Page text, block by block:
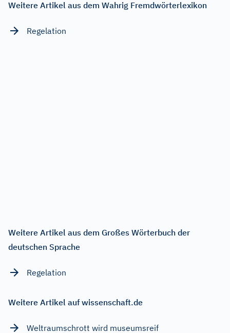
Weitere Artikel aus dem Wahrig Fremdwörterlexikon
Regelation
Weitere Artikel aus dem Großes Wörterbuch der
deutschen Sprache
Regelation
Weitere Artikel auf wissenschaft.de
Weltraumschrott wird museumsreif